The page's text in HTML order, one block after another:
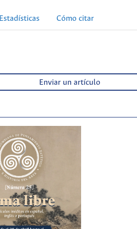
Estadísticas Cómo citar
Enviar un artículo